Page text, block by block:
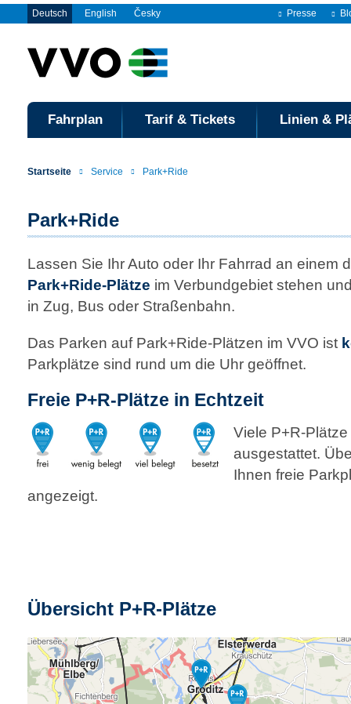
Deutsch English Česky Presse
Fahrplan Tarif & Tickets Linien &
Startseite Service Park+Ride
Park+Ride
Lassen Sie Ihr Auto oder Ihr Fahrrad an einem
Park+Ride-Plätze im Verbund­gebiet stehen
in Zug, Bus oder Straßenbahn.
Das Parken auf Park+Ride-Plätzen im VVO ist
Parkplätze sind rund um die Uhr geöffnet.
Freie P+R-Plätze in Echtzeit
Viele P+R-
ausgestattet.
Ihnen freie
angezeigt.
Übersicht P+R-Plätze